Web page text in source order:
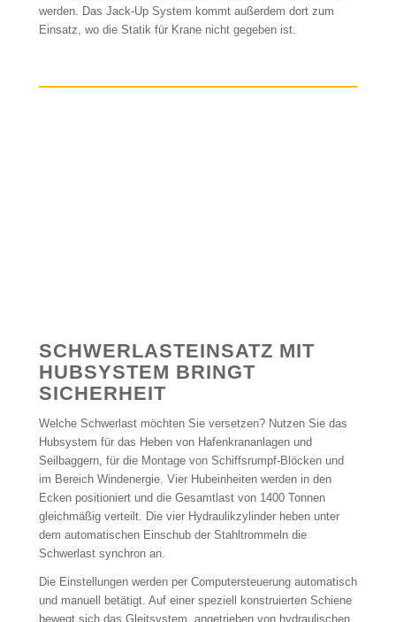
werden. Das Jack-Up System kommt außerdem dort zum
Einsatz, wo die Statik für Krane nicht gegeben ist.
SCHWERLASTEINSATZ MIT
HUBSYSTEM BRINGT
SICHERHEIT
Welche Schwerlast möchten Sie versetzen? Nutzen Sie das
Hubsystem für das Heben von Hafenkrananlagen und
Seilbaggern, für die Montage von Schiffsrumpf-Blöcken und
im Bereich Windenergie. Vier Hubeinheiten werden in den
Ecken positioniert und die Gesamtlast von 1400 Tonnen
gleichmäßig verteilt. Die vier Hydraulikzylinder heben unter
dem automatischen Einschub der Stahltrommeln die
Schwerlast synchron an.
Die Einstellungen werden per Computersteuerung automatisch
und manuell betätigt. Auf einer speziell konstruierten Schiene
bewegt sich das Gleitsystem, angetrieben von hydraulischen